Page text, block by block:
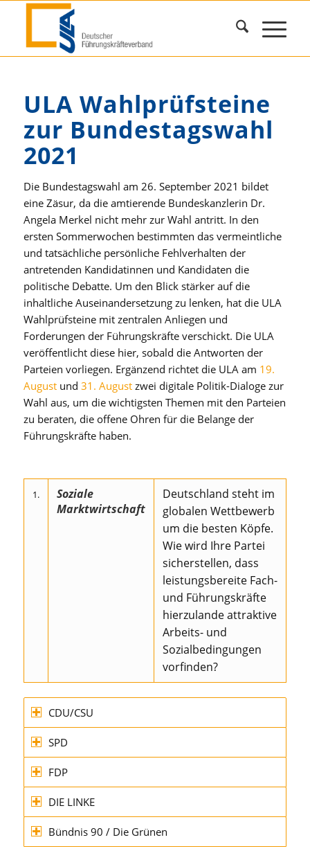
ULA Wahlprüfsteine
zur Bundestagswahl
2021
Die Bundestagswahl am 26. September 2021 bildet
eine Zäsur, da die amtierende Bundeskanzlerin Dr.
Angela Merkel nicht mehr zur Wahl antritt. In den
ersten Sommerwochen bestimmten das vermeintliche
und tatsächliche persönliche Fehlverhalten der
antretenden Kandidatinnen und Kandidaten die
politische Debatte. Um den Blick stärker auf die
inhaltliche Auseinandersetzung zu lenken, hat die ULA
Wahlprüfsteine mit zentralen Anliegen und
Forderungen der Führungskräfte verschickt. Die ULA
veröffentlicht diese hier, sobald die Antworten der
Parteien vorliegen. Ergänzend richtet die ULA am 19.
Augustund 31. Augustzwei digitale Politik-Dialoge zur
Wahl aus, um die wichtigsten Themen mit den Parteien
zu beraten, die offene Ohren für die Belange der
Führungskräfte haben.
1.
Soziale
Marktwirtschaft
Deutschland steht im
globalen Wettbewerb
um die besten Köpfe.
Wie wird Ihre Partei
sicherstellen, dass
leistungsbereite Fach-
und Führungskräfte
hierzulande attraktive
Arbeits- und
Sozialbedingungen
vorfinden?
CDU/CSU
SPD
FDP
DIE LINKE
Bündnis 90 / Die Grünen